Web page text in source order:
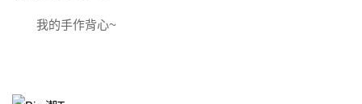
我的手作背心~